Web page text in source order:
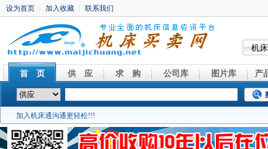
机
首 页 供 应 求 购 公司库 图片库 产
加入机床通沟通更轻松!!!